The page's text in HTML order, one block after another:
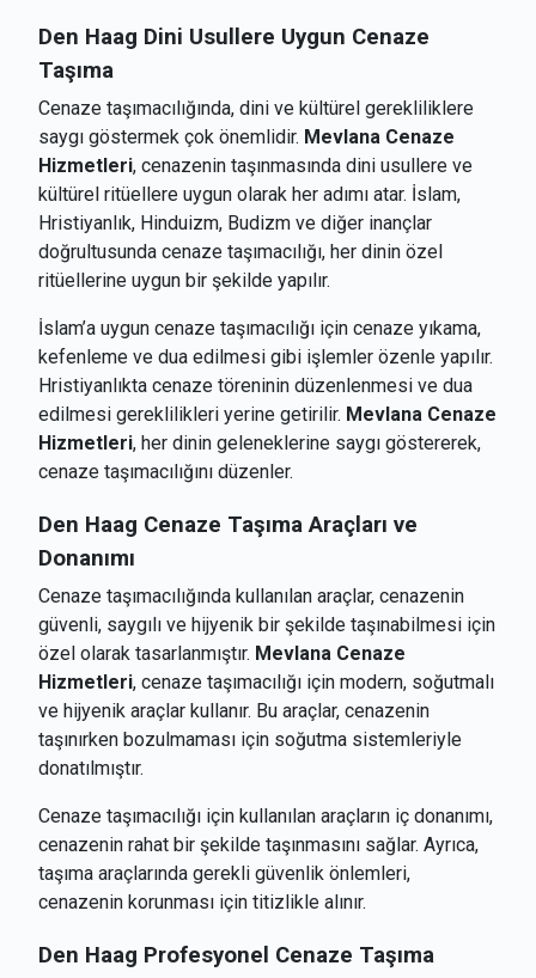
Den Haag Dini Usullere Uygun Cenaze
Taşıma
Cenaze taşımacılığında, dini ve kültürel gerekliliklere
saygı göstermek çok önemlidir. Mevlana Cenaze
Hizmetleri, cenazenin taşınmasında dini usullere ve
kültürel ritüellere uygun olarak her adımı atar. İslam,
Hristiyanlık, Hinduizm, Budizm ve diğer inançlar
doğrultusunda cenaze taşımacılığı, her dinin özel
ritüellerine uygun bir şekilde yapılır.
İslam’a uygun cenaze taşımacılığı için cenaze yıkama,
kefenleme ve dua edilmesi gibi işlemler özenle yapılır.
Hristiyanlıkta cenaze töreninin düzenlenmesi ve dua
edilmesi gereklilikleri yerine getirilir. Mevlana Cenaze
Hizmetleri, her dinin geleneklerine saygı göstererek,
cenaze taşımacılığını düzenler.
Den Haag Cenaze Taşıma Araçları ve
Donanımı
Cenaze taşımacılığında kullanılan araçlar, cenazenin
güvenli, saygılı ve hijyenik bir şekilde taşınabilmesi için
özel olarak tasarlanmıştır. Mevlana Cenaze
Hizmetleri, cenaze taşımacılığı için modern, soğutmalı
ve hijyenik araçlar kullanır. Bu araçlar, cenazenin
taşınırken bozulmaması için soğutma sistemleriyle
donatılmıştır.
Cenaze taşımacılığı için kullanılan araçların iç donanımı,
cenazenin rahat bir şekilde taşınmasını sağlar. Ayrıca,
taşıma araçlarında gerekli güvenlik önlemleri,
cenazenin korunması için titizlikle alınır.
Den Haag Profesyonel Cenaze Taşıma